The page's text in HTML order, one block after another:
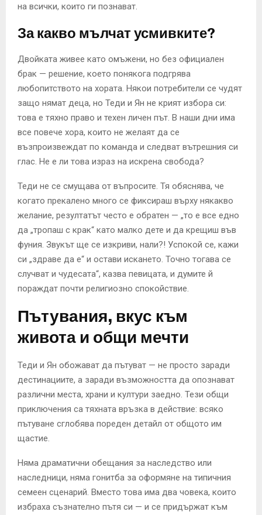
на всички, които ги познават.
За какво мълчат усмивките?
Двойката живее като омъжени, но без официален
брак — решение, което понякога подгрява
любопитството на хората. Някои потребители се чудят
защо нямат деца, но Теди и Ян не крият избора си:
това е тяхно право и техен личен път. В наши дни има
все повече хора, които не желаят да се
възпроизвеждат по команда и следват вътрешния си
глас. Не е ли това израз на искрена свобода?
Теди не се смущава от въпросите. Тя обяснява, че
когато прекалено много се фиксираш върху някакво
желание, резултатът често е обратен — „то е все едно
да „тропаш с крак“ като малко дете и да крещиш във
фуния. Звукът ще се изкриви, нали?! Успокой се, кажи
си „здраве да е“ и остави искането. Точно тогава се
случват и чудесата“, казва певицата, и думите й
пораждат почти религиозно спокойствие.
Пътувания, вкус към
живота и общи мечти
Теди и Ян обожават да пътуват — не просто заради
дестинациите, а заради възможността да опознават
различни места, храни и култури заедно. Тези общи
приключения са тяхната връзка в действие: всяко
пътуване сглобява пореден детайл от общото им
щастие.
Няма драматични обещания за наследство или
наследници, няма гонитба за оформяне на типичния
семеен сценарий. Вместо това има два човека, които
избраха съзнателно пътя си — и се придържат към